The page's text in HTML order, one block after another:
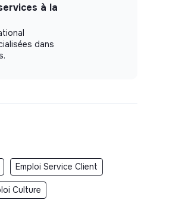
à la
dans
Emploi Service Client
Culture